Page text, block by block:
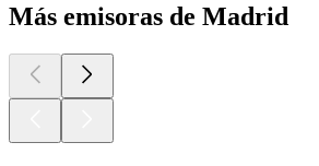
Más emisoras de Madrid